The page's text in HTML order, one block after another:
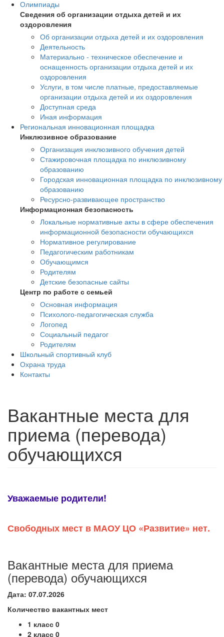
Олимпиады
Сведения об организации отдыха детей и их
оздоровления
Об организации отдыха детей и их оздоровления
Деятельность
Материально - техническое обеспечение и
оснащенность организации отдыха детей и их
оздоровления
Услуги, в том числе платные, предоставляемые
организации отдыха детей и их оздоровления
Доступная среда
Иная информация
Региональная инновационная площадка
Инклюзивное образование
Организация инклюзивного обучения детей
Стажировочная площадка по инклюзивному
образованию
Городская инновационная площадка по инклюзивному
образованию
Ресурсно-развивающее пространство
Информационная безопасность
Локальные нормативные акты в сфере обеспечения
информационной безопасности обучающихся
Нормативное регулирование
Педагогическим работникам
Обучающимся
Родителям
Детские безопасные сайты
Центр по работе с семьей
Основная информация
Психолого-педагогическая служба
Логопед
Социальный педагог
Родителям
Школьный спортивный клуб
Охрана труда
Контакты
Вакантные места для
приема (перевода)
обучающихся
Уважаемые родители!
Свободных мест в МАОУ ЦО «Развитие» нет.
Вакантные места для приема
(перевода) обучающихся
Дата: 07.07.2026
Количество вакантных мест
1 класс 0
2 класс 0